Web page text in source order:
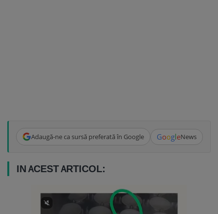
Adaugă-ne ca sursă preferată în Google GoogleNews
IN ACEST ARTICOL: